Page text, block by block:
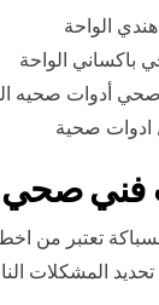
الواحة
باكساني الواحة
أدوات صحيه
ادوات صحية
صحي
تعتبر من
تحديد المشكلات